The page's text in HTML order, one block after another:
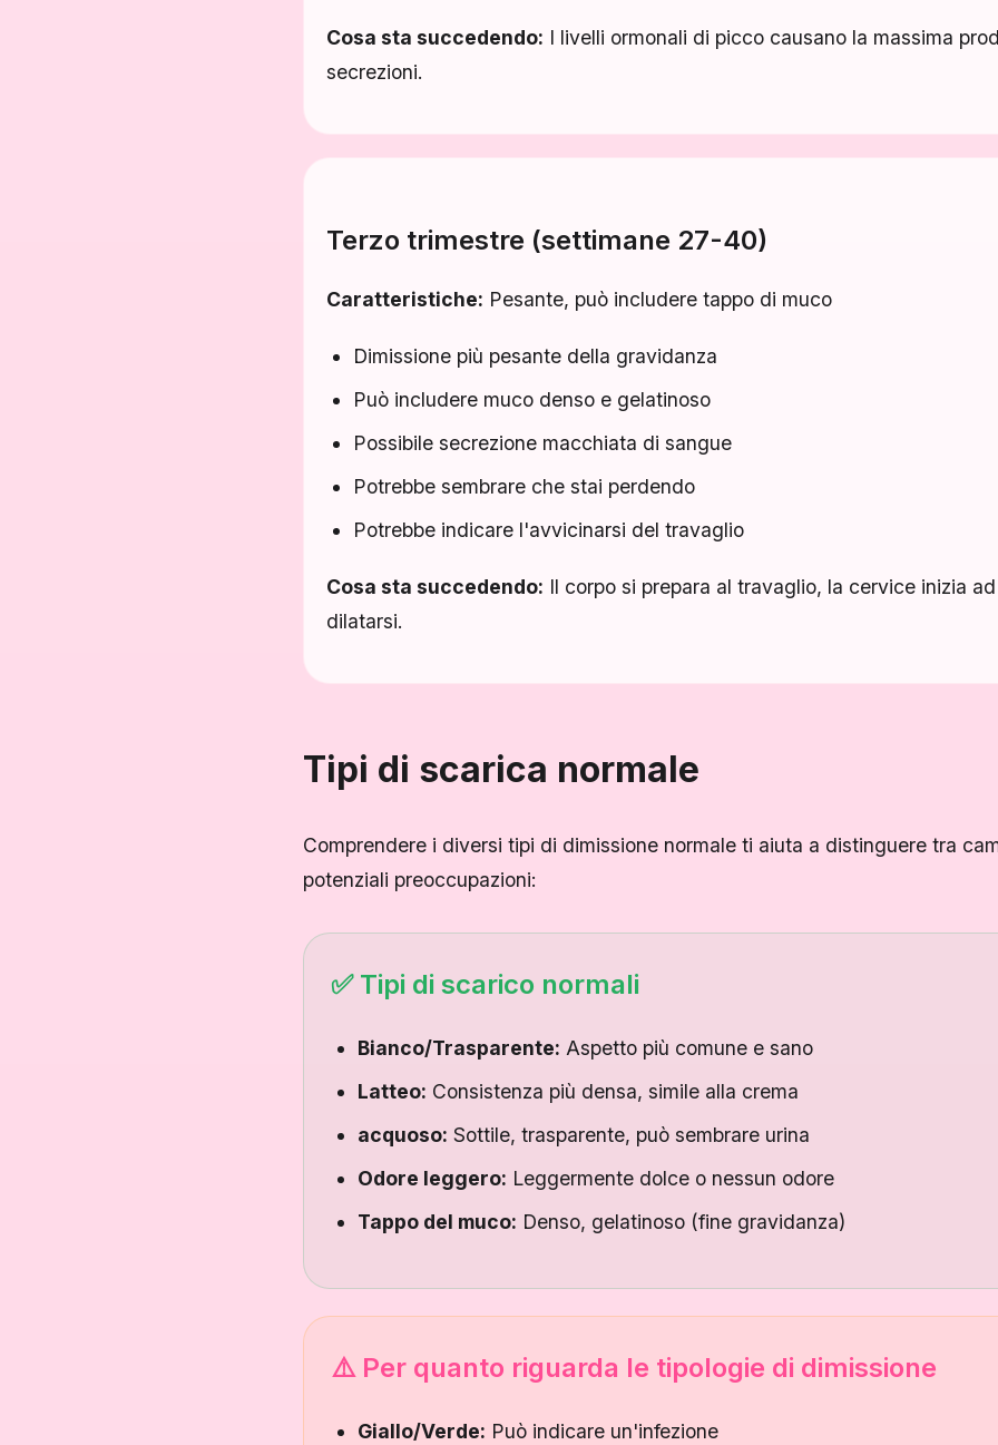
Cosa sta succedendo: I livelli ormonali di picco causano la massima
secrezioni.
Terzo trimestre (settimane 27-40)
Caratteristiche: Pesante, può includere tappo di muco
Dimissione più pesante della gravidanza
Può includere muco denso e gelatinoso
Possibile secrezione macchiata di sangue
Potrebbe sembrare che stai perdendo
Potrebbe indicare l'avvicinarsi del travaglio
Cosa sta succedendo: Il corpo si prepara al travaglio, la cervice inizia
dilatarsi.
Tipi di scarica normale
Comprendere i diversi tipi di dimissione normale ti aiuta a distinguere tra
potenziali preoccupazioni:
✅ Tipi di scarico normali
Bianco/Trasparente: Aspetto più comune e sano
Latteo: Consistenza più densa, simile alla crema
acquoso: Sottile, trasparente, può sembrare urina
Odore leggero: Leggermente dolce o nessun odore
Tappo del muco: Denso, gelatinoso (fine gravidanza)
⚠️ Per quanto riguarda le tipologie di dimissione
Giallo/Verde: Può indicare un'infezione